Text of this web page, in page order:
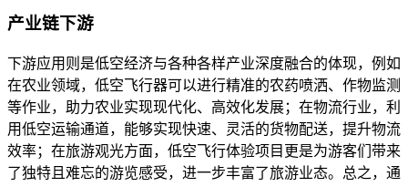
产业链下游
下游应用则是低空经济与各种各样产业深度融合的体现，例如
在农业领域，低空飞行器可以进行精准的农药喷洒、作物监测
等作业，助力农业实现现代化、高效化发展；在物流行业，利
用低空运输通道，能够实现快速、灵活的货物配送，提升物流
效率；在旅游观光方面，低空飞行体验项目更是为游客们带来
了独特且难忘的游览感受，进一步丰富了旅游业态。总之，通